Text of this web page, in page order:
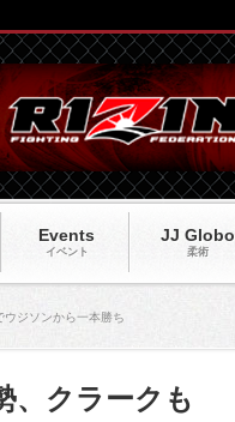
Events
イベント
JJ Globo
柔術
ウジソンから一本勝ち
、クラークも